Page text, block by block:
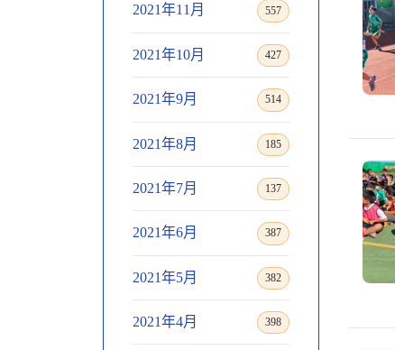
2021年11月 557
2021年10月 427
2021年9月 514
2021年8月 185
2021年7月 137
2021年6月 387
2021年5月 382
2021年4月 398